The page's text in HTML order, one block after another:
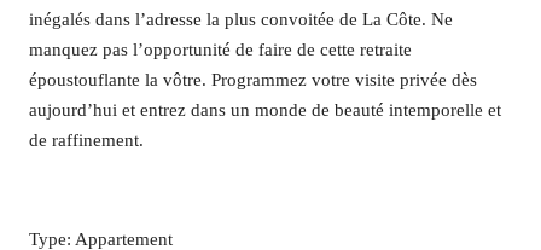
inégalés dans l’adresse la plus convoitée de La Côte. Ne
manquez pas l’opportunité de faire de cette retraite
époustouflante la vôtre. Programmez votre visite privée dès
aujourd’hui et entrez dans un monde de beauté intemporelle et
de raffinement.
Type: Appartement